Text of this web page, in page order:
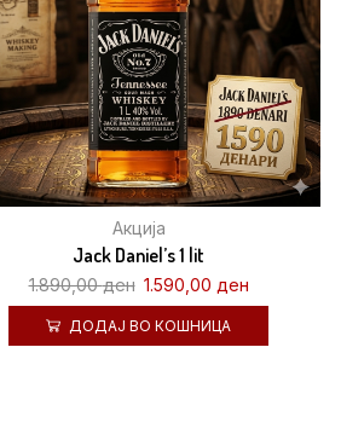
Акција
Jack Daniel’s 1 lit
1.890,00ден 1.590,00 ден
ДОДАЈ ВО КОШНИЦА